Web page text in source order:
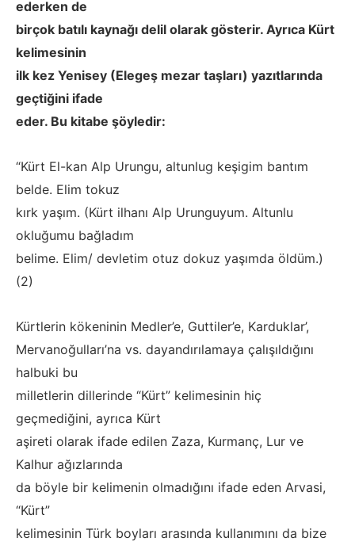
ederken de
birçok batılı kaynağı delil olarak gösterir. Ayrıca Kürt
kelimesinin
ilk kez Yenisey (Elegeş mezar taşları) yazıtlarında
geçtiğini ifade
eder. Bu kitabe şöyledir:
“Kürt El-kan Alp Urungu, altunlug keşigim bantım
belde. Elim tokuz
kırk yaşım. (Kürt ilhanı Alp Urunguyum. Altunlu
okluğumu bağladım
belime. Elim/ devletim otuz dokuz yaşımda öldüm.)
(2)
Kürtlerin kökeninin Medler’e, Guttiler’e, Karduklar’,
Mervanoğulları’na vs. dayandırılamaya çalışıldığını
halbuki bu
milletlerin dillerinde “Kürt” kelimesinin hiç
geçmediğini, ayrıca Kürt
aşireti olarak ifade edilen Zaza, Kurmanç, Lur ve
Kalhur ağızlarında
da böyle bir kelimenin olmadığını ifade eden Arvasi,
“Kürt”
kelimesinin Türk boyları arasında kullanımını da bize